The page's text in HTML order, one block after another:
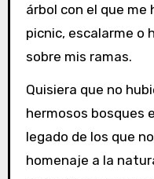
árbol con el que me
picnic, escalarme o
sobre mis ramas.
Quisiera que no
hermosos bosques
legado de los que
homenaje a la